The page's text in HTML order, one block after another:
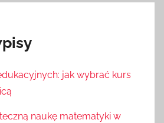
jak wybrać kurs
naukę matematyki w